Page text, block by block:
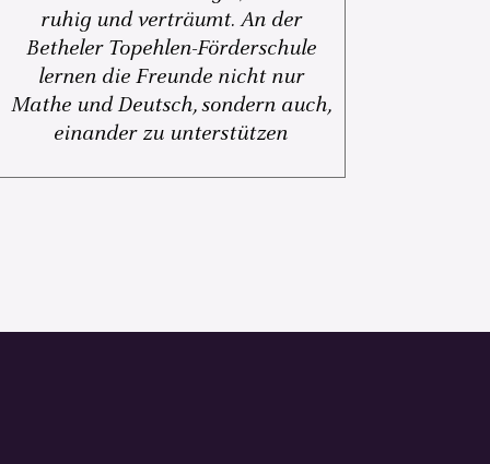
ruhig und verträumt. An der
Betheler Topehlen-Förderschule
lernen die Freunde nicht nur
Mathe und Deutsch, sondern auch,
einander zu unterstützen